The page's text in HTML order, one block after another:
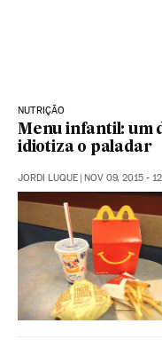
NUTRIÇÃO
Menu infantil: um
idiotiza o paladar
JORDI LUQUE | NOV 09, 2015 -